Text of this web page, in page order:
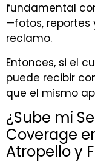
fundamental
—fotos, reportes
reclamo.
Entonces, si el
puede recibir
que el mismo
¿Sube mi
Coverage
Atropello y